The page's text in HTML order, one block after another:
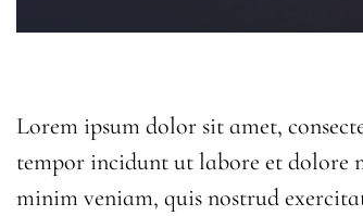
Lorem ipsum dolor sit amet,
tempor incidunt ut labore et dolore
minim veniam, quis nostrud